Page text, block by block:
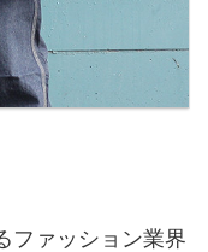
ファッション業界